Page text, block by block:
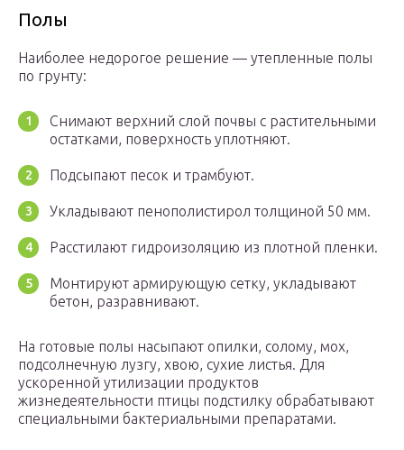
Полы
Наиболее недорогое решение — утепленные полы
по грунту:
Снимают верхний слой почвы с растительными
остатками, поверхность уплотняют.
Подсыпают песок и трамбуют.
Укладывают пенополистирол толщиной 50 мм.
Расстилают гидроизоляцию из плотной пленки.
Монтируют армирующую сетку, укладывают
бетон, разравнивают.
На готовые полы насыпают опилки, солому, мох,
подсолнечную лузгу, хвою, сухие листья. Для
ускоренной утилизации продуктов
жизнедеятельности птицы подстилку обрабатывают
специальными бактериальными препаратами.